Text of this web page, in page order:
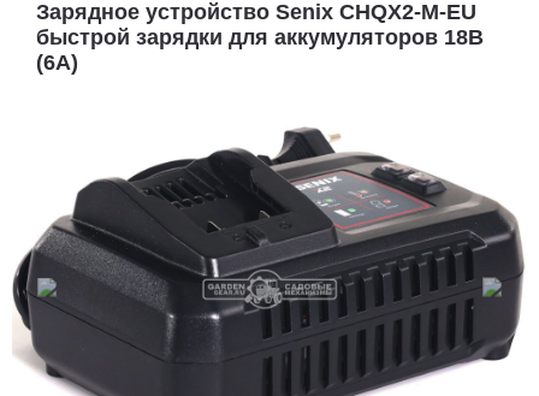
Зарядное устройство Senix CHQX2-M-EU
быстрой зарядки для аккумуляторов 18В
(6А)